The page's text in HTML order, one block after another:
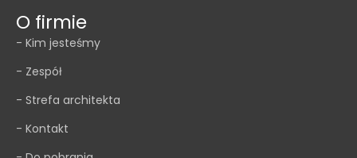
O firmie
- Kim jesteśmy
- Zespół
- Strefa architekta
- Kontakt